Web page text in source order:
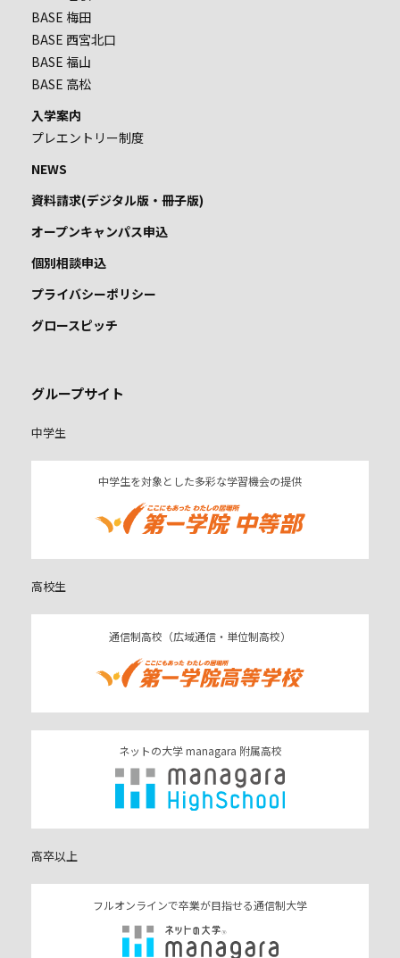
BASE 梅田
BASE 西宮北口
BASE 福山
BASE 高松
入学案内
プレエントリー制度
NEWS
資料請求(デジタル版・冊子版)
オープンキャンパス申込
個別相談申込
プライバシーポリシー
グロースピッチ
グループサイト
中学生
中学生を対象とした多彩な学習機会の提供
高校生
通信制高校（広域通信・単位制高校）
ネットの大学 managara 附属高校
高卒以上
フルオンラインで卒業が目指せる通信制大学